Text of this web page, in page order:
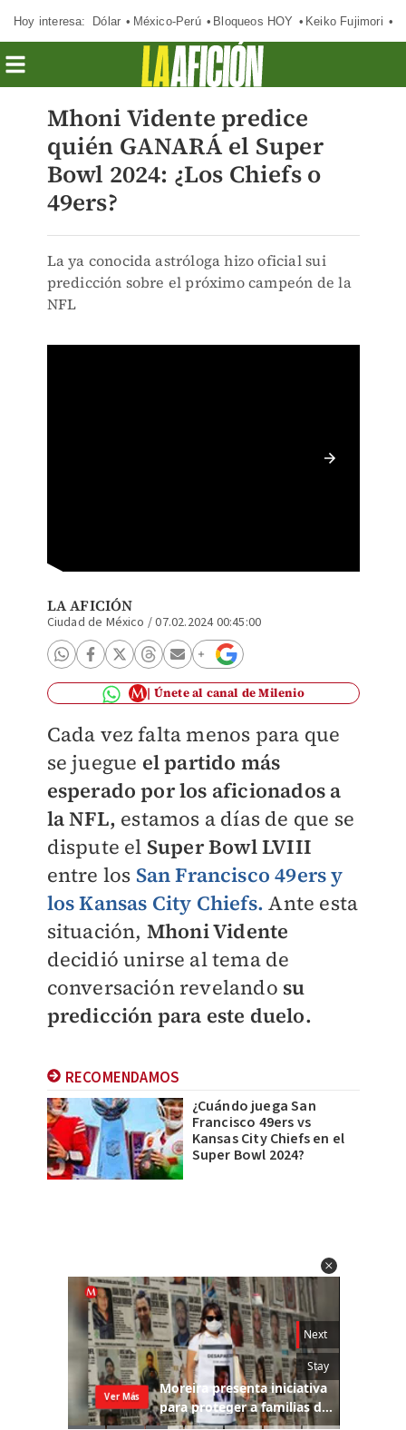
Hoy interesa: Dólar México-Perú Bloqueos HOY Keiko Fujimori
Mhoni Vidente predice
quién GANARÁ el Super
Bowl 2024: ¿Los Chiefs o
49ers?
La ya conocida astróloga hizo oficial sui
predicción sobre el próximo campeón de la
NFL
LA AFICIÓN
Ciudad de México /07.02.2024 00:45:00
Únete al canal de Milenio
Cada vez falta menos para que
se juegue el partido más
esperado por los aficionados a
la NFL, estamos a días de que se
dispute el Super Bowl LVIII
entre los San Francisco 49ers y
los Kansas City Chiefs. Ante esta
situación, Mhoni Vidente
decidió unirse al tema de
conversación revelando su
predicción para este duelo.
RECOMENDAMOS
¿Cuándo juega San
Francisco 49ers vs
Kansas City Chiefs en el
Super Bowl 2024?